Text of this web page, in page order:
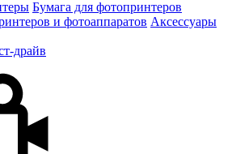
Бумага для фотопринтеров
и фотоаппаратов Аксессуары
драйв